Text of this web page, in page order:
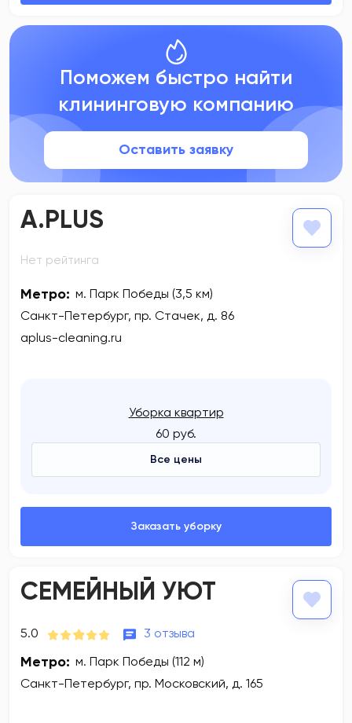
Поможем быстро найти
клининговую компанию
Оставить заявку
A.PLUS
Нет рейтинга
Метро: м. Парк Победы (3,5 км)
Санкт-Петербург, пр. Стачек, д. 86
aplus-cleaning.ru
Уборка квартир
60 руб.
Все цены
СЕМЕЙНЫЙ УЮТ
5.0 3 отзыва
Метро: м. Парк Победы (112 м)
Санкт-Петербург, пр. Московский, д. 165